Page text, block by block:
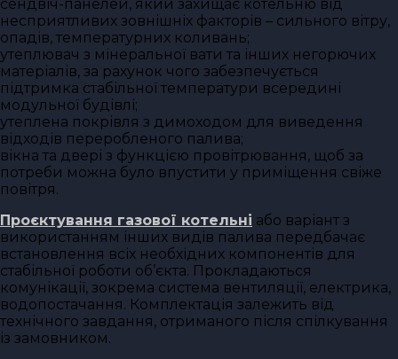
сендвіч-панелей, який захищає котельню від
несприятливих зовнішніх факторів – сильного вітру,
опадів, температурних коливань;
утеплювач з мінеральної вати та інших негорючих
матеріалів, за рахунок чого забезпечується
підтримка стабільної температури всередині
модульної будівлі;
утеплена покрівля з димоходом для виведення
відходів переробленого палива;
вікна та двері з функцією провітрювання, щоб за
потреби можна було впустити у приміщення свіже
повітря.
Проєктування газової котельні або варіант з
використанням інших видів палива передбачає
встановлення всіх необхідних компонентів для
стабільної роботи об’єкта. Прокладаються
комунікації, зокрема система вентиляції, електрика,
водопостачання. Комплектація залежить від
технічного завдання, отриманого після спілкування
із замовником.